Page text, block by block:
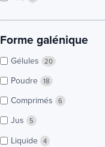
Forme galénique
Gélules 20
Poudre 18
Comprimés 6
Jus 5
Liquide 4